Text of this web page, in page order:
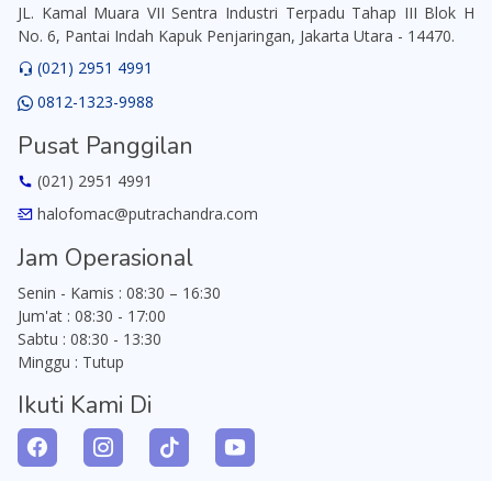
JL. Kamal Muara VII Sentra Industri Terpadu Tahap III Blok H
No. 6, Pantai Indah Kapuk Penjaringan, Jakarta Utara - 14470.
(021) 2951 4991
0812-1323-9988
Pusat Panggilan
(021) 2951 4991
halofomac@putrachandra.com
Jam Operasional
Senin - Kamis : 08:30 – 16:30
Jum'at : 08:30 - 17:00
Sabtu : 08:30 - 13:30
Minggu : Tutup
Ikuti Kami Di